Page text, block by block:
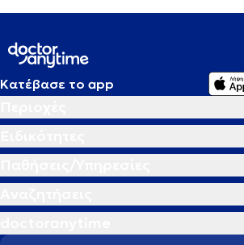
Κατέβασε το app